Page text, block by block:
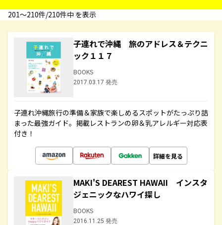
201〜210件/210件中 を表示
子連れで沖縄 旅のアドレス＆テクニ
ック１１７
BOOKS
2017.03.17 発売
子連れ沖縄旅行の準備＆家族で楽しめるスポットがたっぷり詰
まった最強ガイド。掲載レストランの卵＆乳アレルギー対応表
付き！
詳細を見る
MAKI'S DEAREST HAWAII インスタ
ジェニックなハワイ探し
BOOKS
2016.11.25 発売